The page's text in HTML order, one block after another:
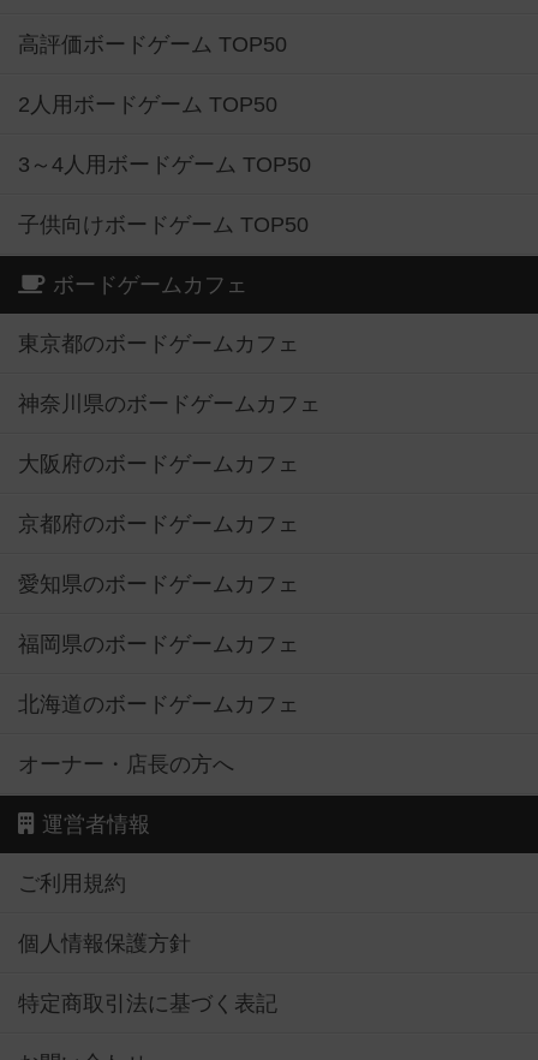
高評価ボードゲーム TOP50
2人用ボードゲーム TOP50
3～4人用ボードゲーム TOP50
子供向けボードゲーム TOP50
ボードゲームカフェ
東京都のボードゲームカフェ
神奈川県のボードゲームカフェ
大阪府のボードゲームカフェ
京都府のボードゲームカフェ
愛知県のボードゲームカフェ
福岡県のボードゲームカフェ
北海道のボードゲームカフェ
オーナー・店長の方へ
運営者情報
ご利用規約
個人情報保護方針
特定商取引法に基づく表記